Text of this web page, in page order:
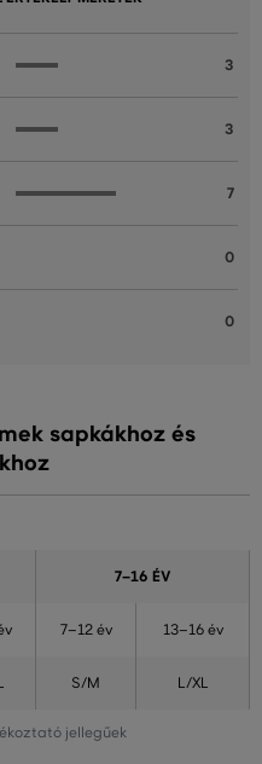
3
3
7
0
0
sapkákhoz és
jellegűek
7–16 ÉV
7–12 év 13–16 év
S/M L/XL